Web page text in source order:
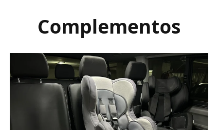
Complementos